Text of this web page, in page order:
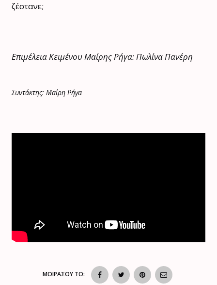
ζέστανε;
Επιμέλεια Κειμένου Μαίρης Ρήγα: Πωλίνα Πανέρη
Συντάκτης: Μαίρη Ρήγα
ΜΟΙΡΑΣΟΥ ΤΟ: